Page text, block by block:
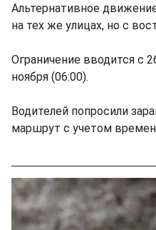
Альтернативное
на тех же улицах, но с
Ограничение вводится с
ноября (06:00).
Водителей попросили
маршрут с учетом